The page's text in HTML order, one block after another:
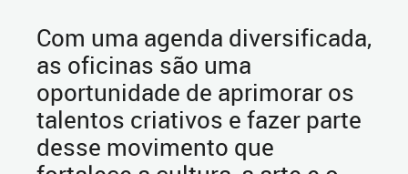
Com uma agenda diversificada,
as oficinas são uma
oportunidade de aprimorar os
talentos criativos e fazer parte
desse movimento que